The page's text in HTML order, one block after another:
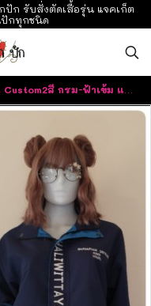
ปัก รับสั่งตัดเสื้อรุ่น แจคเก็ต
ปักทุกชนิด
รม-ฟ้าเข้ม แต่งเส้นชายเสื้อ/กลางแขน2ข้าง/หมวก แต่งธนูข้อมือแหลม